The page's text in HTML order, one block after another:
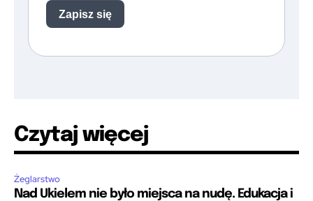
Czytaj więcej
Żeglarstwo
Nad Ukielem nie było miejsca na nudę. Edukacja i